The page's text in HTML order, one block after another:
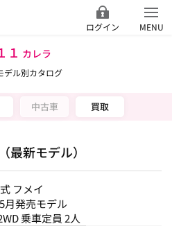
ログイン MENU
１ カレラ
デル別カタログ
中古車 買取
最新モデル）
フメイ
月発売モデル
乗車定員 2人